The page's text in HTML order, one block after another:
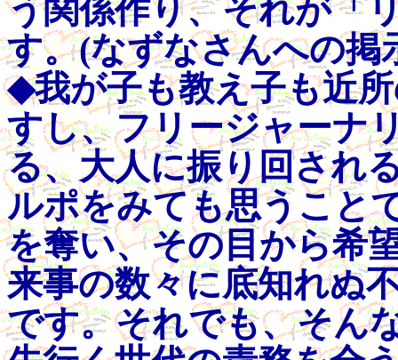
う関係作り、それが「
す。(なずなさんへの掲
◆我が子も教え子も近
すし、フリージャーナ
る、大人に振り回され
ルポをみても思うこと
を奪い、その目から希
来事の数々に底知れぬ
です。それでも、そん